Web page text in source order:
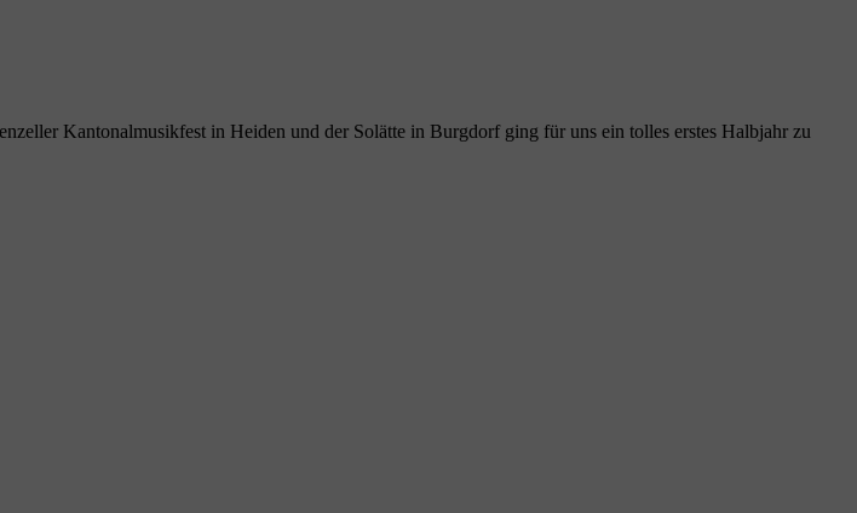
Kantonalmusikfest in Heiden und der Solätte in Burgdorf ging für uns ein tolles erstes Halbjahr zu